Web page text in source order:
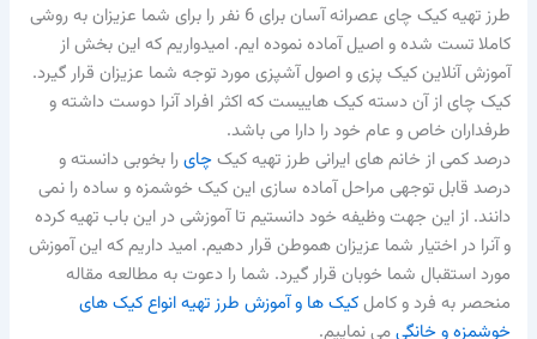
طرز تهیه کیک چای عصرانه آسان برای 6 نفر را برای شما عزیزان به روشی
کاملا تست شده و اصیل آماده نموده ایم. امیدواریم که این بخش از
آموزش آنلاین کیک پزی و اصول آشپزی مورد توجه شما عزیزان قرار گیرد.
کیک چای از آن دسته کیک هاییست که اکثر افراد آنرا دوست داشته و
طرفداران خاص و عام خود را دارا می باشد.
درصد کمی از خانم های ایرانی طرز تهیه کیکچایرا بخوبی دانسته و
درصد قابل توجهی مراحل آماده سازی این کیک خوشمزه و ساده را نمی
دانند. از این جهت وظیفه خود دانستیم تا آموزشی در این باب تهیه کرده
و آنرا در اختیار شما عزیزان هموطن قرار دهیم. امید داریم که این آموزش
مورد استقبال شما خوبان قرار گیرد. شما را دعوت به مطالعه مقاله
منحصر به فرد و کاملکیک ها و آموزش طرز تهیه انواع کیک های
خوشمزه و خانگیمی نماییم.